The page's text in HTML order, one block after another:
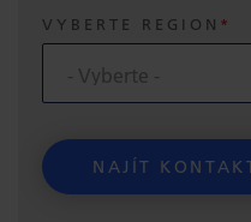
VYBERTE REGION